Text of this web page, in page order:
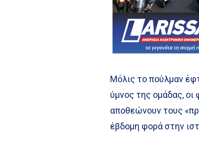
Μόλις το πούλμαν
ύμνος της ομάδας, οι
αποθεώνουν τους
έβδομη φορά στην